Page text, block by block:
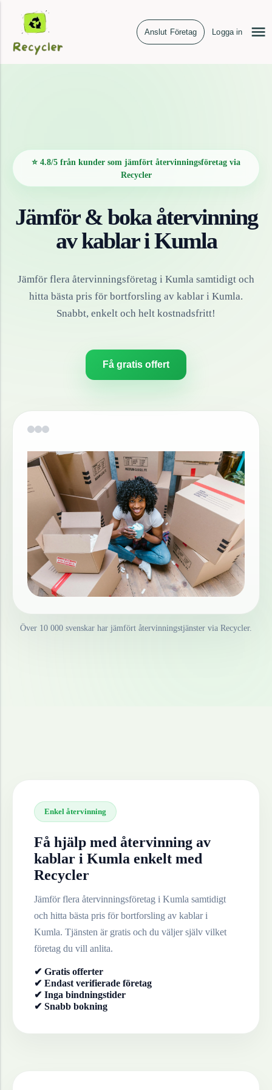
Anslut Företag Logga in
⭐ 4.8/5 från kunder som jämfört återvinningsföretag via
Recycler
Jämför & boka återvinning
avkablariKumla
Jämför flera återvinningsföretag i Kumla samtidigt och
hitta bästa pris för bortforsling av kablar i Kumla.
Snabbt, enkelt och helt kostnadsfritt!
Få gratis offert
Över 10 000 svenskar har jämfört återvinningstjänster via Recycler.
Enkel återvinning
Få hjälp med återvinning av
kablar i Kumla enkelt med
Recycler
Jämför flera återvinningsföretag i Kumla samtidigt
och hitta bästa pris för bortforsling av kablari
Kumla. Tjänsten är gratis och du väljer själv vilket
företag du vill anlita.
✔ Gratis offerter
✔ Endast verifierade företag
✔ Inga bindningstider
✔ Snabb bokning